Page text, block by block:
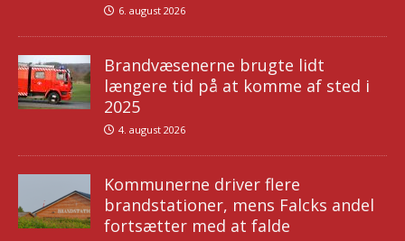
6. august 2026
Brandvæsenerne brugte lidt
længere tid på at komme af sted i
2025
4. august 2026
Kommunerne driver flere
brandstationer, mens Falcks andel
fortsætter med at falde